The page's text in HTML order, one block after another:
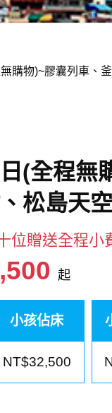
購物)~膠囊列車、
(全程無
松島天
贈送全程小
起
小孩佔床
NT$32,500